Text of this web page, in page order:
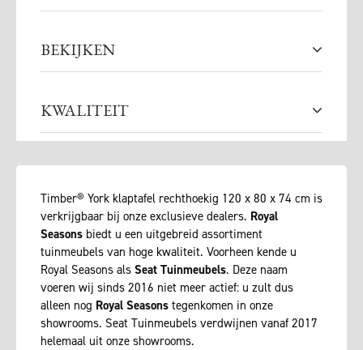
BEKIJKEN
KWALITEIT
Timber® York klaptafel rechthoekig 120 x 80 x 74 cm is
verkrijgbaar bij onze exclusieve dealers. Royal
Seasons biedt u een uitgebreid assortiment
tuinmeubels van hoge kwaliteit. Voorheen kende u
Royal Seasons als Seat Tuinmeubels. Deze naam
voeren wij sinds 2016 niet meer actief: u zult dus
alleen nog Royal Seasons tegenkomen in onze
showrooms. Seat Tuinmeubels verdwijnen vanaf 2017
helemaal uit onze showrooms.